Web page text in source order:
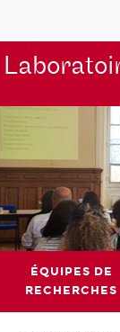
ÉQUIPES DE
RECHERCHES